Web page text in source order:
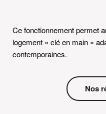
Ce fonctionnement permet
logement « clé en main »
contemporaines.
Nos